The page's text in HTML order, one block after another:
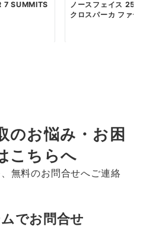
7 SUMMITS
ノースフェイス
クロスパーカ ファ
のお悩み・お困
こちらへ
無料のお問合せへご連絡
でお問合せ